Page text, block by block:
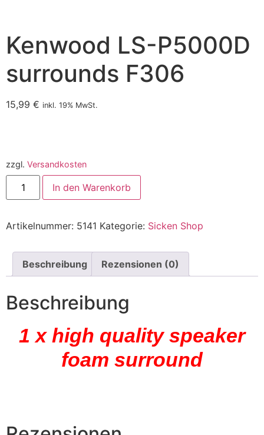
Kenwood LS-P5000D
surrounds F306
15,99 € inkl. 19% MwSt.
zzgl. Versandkosten
In den Warenkorb
Artikelnummer: 5141 Kategorie: Sicken Shop
Beschreibung Rezensionen (0)
Beschreibung
1 x high quality speaker
foam surround